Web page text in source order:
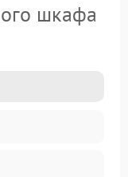
шкафа